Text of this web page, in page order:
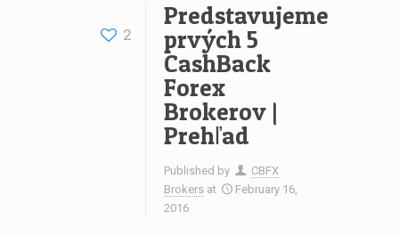
2
Predstavujeme
prvých 5
CashBack
Forex
Brokerov |
Prehľad
Published by
CBFX
Brokers at
February 16,
2016